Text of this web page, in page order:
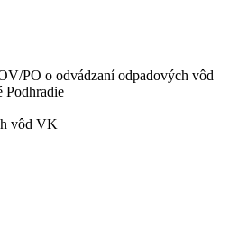
PO o odvádzaní odpadových vôd
Podhradie
vôd VK